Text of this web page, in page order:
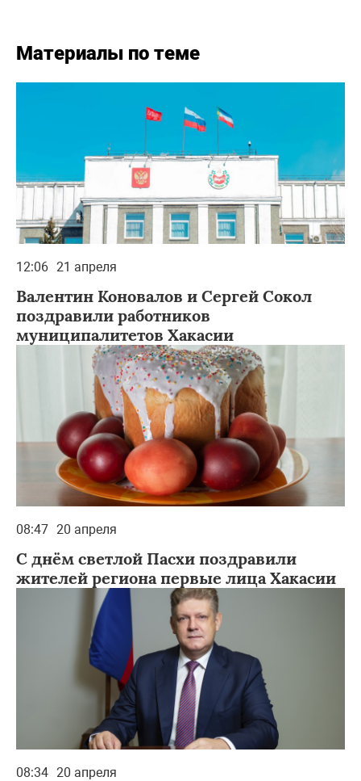
Материалы по теме
12:06 21 апреля
Валентин Коновалов и Сергей Сокол
поздравили работников
муниципалитетов Хакасии
08:47 20 апреля
С днём светлой Пасхи поздравили
жителей региона первые лица Хакасии
08:34 20 апреля